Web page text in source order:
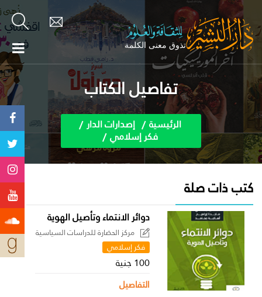
تفاصيل الكتاب
الرئيسية إصدارات الدار
فكر إسلامي
كتب ذات صلة
دوائر الانتماء وتأصيل الهوية
مركز الحضارة للدراسات السياسية
فكر إسلامي
100 جنية
التفاصيل